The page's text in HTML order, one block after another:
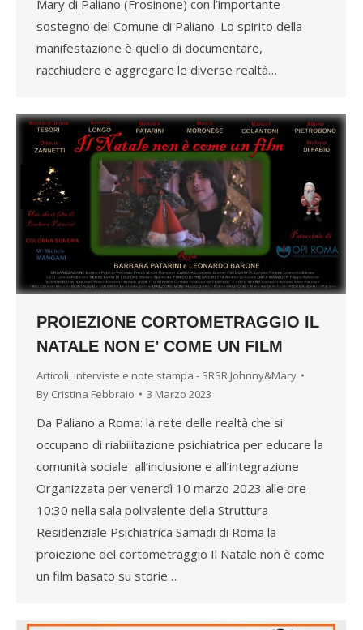
Mary di Paliano (Frosinone) con l’importante
sostegno del Comune di Paliano. Lo spirito della
manifestazione è quello di documentare,
racchiudere e aggregare le diverse realtà…
PROIEZIONE CORTOMETRAGGIO IL
NATALE NON E’ COME UN FILM
Articoli, interviste e note stampa - SRSR Johnny&Mary
By Cristina Febbraio 3 Marzo 2023
Da Paliano a Roma: la rete delle realtà che si
occupano di riabilitazione psichiatrica per educare la
comunità sociale all’inclusione e all’integrazione
Organizzata per venerdì 10 marzo 2023 alle ore
10:30 nella sala polivalente della Struttura
Residenziale Psichiatrica Samadi di Roma la
proiezione del cortometraggio Il Natale non è come
un film basato su storie…